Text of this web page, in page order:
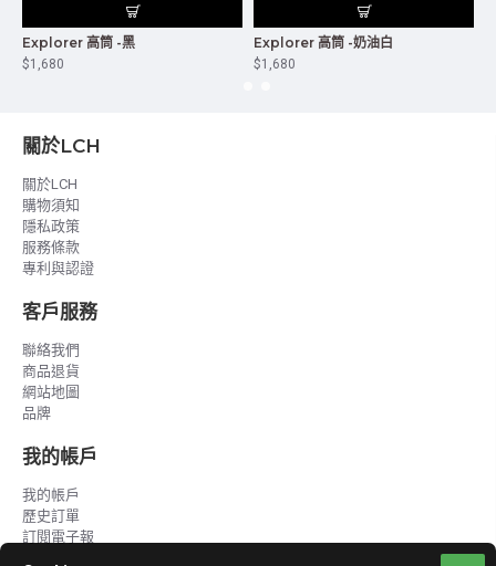
Explorer 高筒 -黑
$1,680
Explorer 高筒 -奶油白
$1,680
關於LCH
關於LCH
購物須知
隱私政策
服務條款
專利與認證
客戶服務
聯絡我們
商品退貨
網站地圖
品牌
我的帳戶
我的帳戶
歷史訂單
訂閱電子報